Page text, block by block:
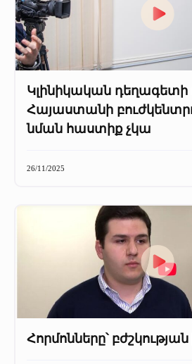
Կլինիկական դեղագետի
Հայաստանի
նման հաստիք չկա
26/11/2025
Հորմոնները՝